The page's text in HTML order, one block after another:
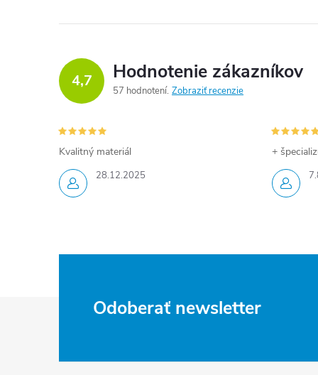
4,7 Hodnotenie zákazníkov
57 hodnotení Zobraziť recenzie
28.12.2025
Kvalitný materiál +
Odoberať newsletter